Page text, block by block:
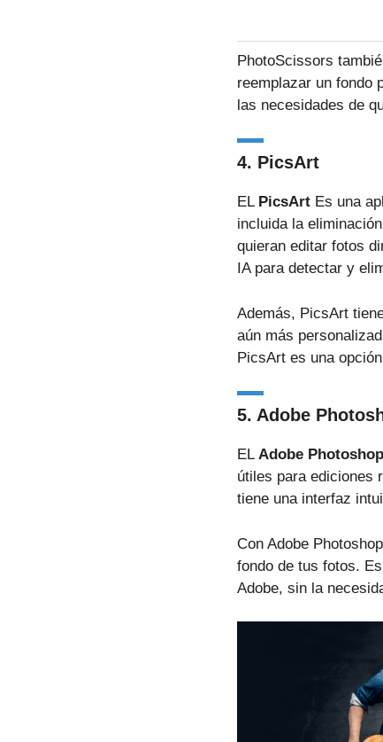
PhotoScissors
reemplazar un fondo
las necesidades de
4. PicsArt
EL PicsArt Es una
incluida la
quieran editar fotos
IA para detectar y
Además, PicsArt
aún más
PicsArt es una
5. Adobe
EL Adobe
útiles para ediciones
tiene una interfaz
Con Adobe
fondo de tus fotos.
Adobe, sin la